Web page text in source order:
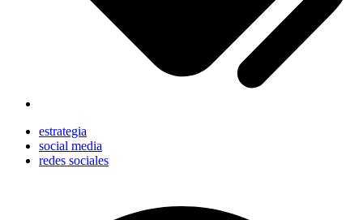
estrategia
social media
redes sociales